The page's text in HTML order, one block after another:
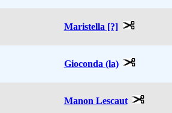
Maristella [?]
Gioconda (la)
Manon Lescaut